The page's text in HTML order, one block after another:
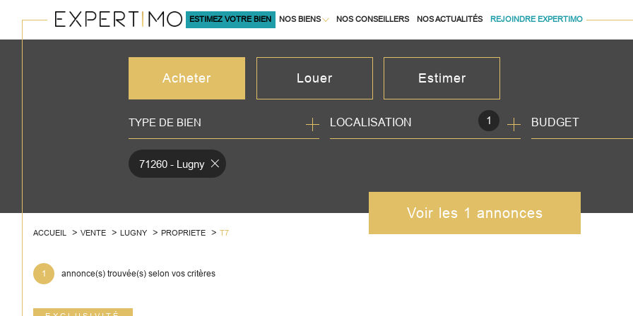
ESTIMEZ VOTRE BIEN NOS BIENS NOS CONSEILLERS NOS ACTUALITÉS REJOINDRE EXPERTIMO
Acheter
de l'ancien
du neuf
de l'immo pro
Louer
à l'année
Estimer
TYPE DE BIEN 1
LOCALISATION BUDGET
Voir les 1 annonces
71260 - Lugny
ACCUEIL VENTE LUGNY PROPRIETE T7
1 annonce(s) trouvée(s) selon vos critères